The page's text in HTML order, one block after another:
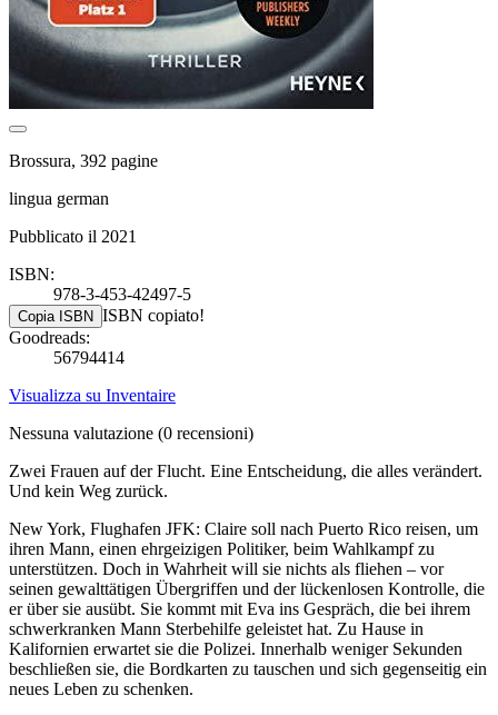
Brossura, 392 pagine
lingua german
Pubblicato il 2021
ISBN:
978-3-453-42497-5
Copia ISBN ISBN copiato!
Goodreads:
56794414
Visualizza su Inventaire
Nessuna valutazione (0 recensioni)
Zwei Frauen auf der Flucht. Eine Entscheidung, die alles verändert.
Und kein Weg zurück.
New York, Flughafen JFK: Claire soll nach Puerto Rico reisen, um
ihren Mann, einen ehrgeizigen Politiker, beim Wahlkampf zu
unterstützen. Doch in Wahrheit will sie nichts als fliehen – vor
seinen gewalttätigen Übergriffen und der lückenlosen Kontrolle, die
er über sie ausübt. Sie kommt mit Eva ins Gespräch, die bei ihrem
schwerkranken Mann Sterbehilfe geleistet hat. Zu Hause in
Kalifornien erwartet sie die Polizei. Innerhalb weniger Sekunden
beschließen sie, die Bordkarten zu tauschen und sich gegenseitig ein
neues Leben zu schenken.